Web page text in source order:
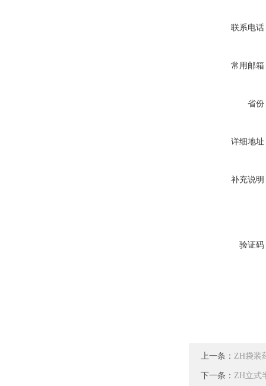
联系电话
常用邮箱
省份
详细地址
补充说明
验证码
上一条： ZH袋装
下一条： ZH立式